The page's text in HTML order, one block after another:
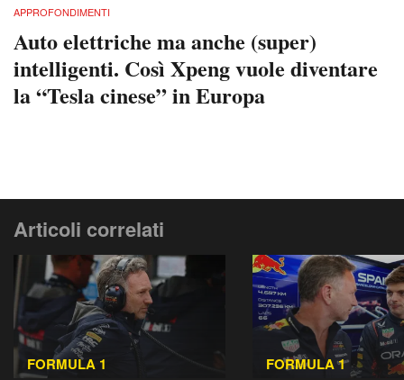
APPROFONDIMENTI
Auto elettriche ma anche (super)
intelligenti. Così Xpeng vuole diventare
la “Tesla cinese” in Europa
Articoli correlati
FORMULA 1 FORMULA 1